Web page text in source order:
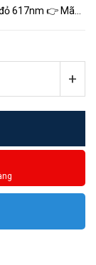
617nm 👉 Mã
+